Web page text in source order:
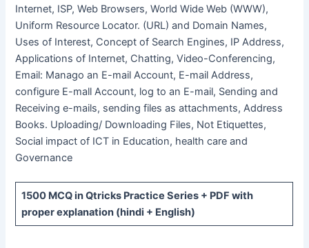
Internet, ISP, Web Browsers, World Wide Web (WWW),
Uniform Resource Locator. (URL) and Domain Names,
Uses of Interest, Concept of Search Engines, IP Address,
Applications of Internet, Chatting, Video-Conferencing,
Email: Manago an E-mail Account, E-mail Address,
configure E-mall Account, log to an E-mail, Sending and
Receiving e-mails, sending files as attachments, Address
Books. Uploading/ Downloading Files, Not Etiquettes,
Social impact of ICT in Education, health care and
Governance
1500 MCQin Qtricks Practice Series + PDF with
proper explanation (hindi + English)